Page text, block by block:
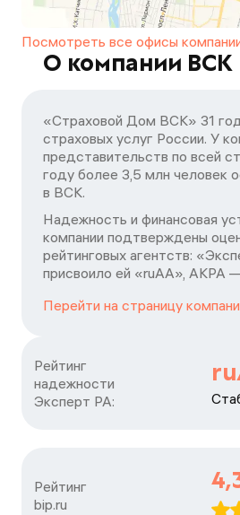
Посмотреть все офисы
О компании ВСК
«Страховой Дом ВСК» 31
страховых услуг России. У
представительств по всей
году более 3,5 млн человек
в ВСК.
Надежность и финансовая
компании подтверждены
рейтинговых агентств:
присвоило ей «ruAA», АКРА
Перейти на страницу
Рейтинг
надежности
Эксперт РА:
Рейтинг
bip.ru